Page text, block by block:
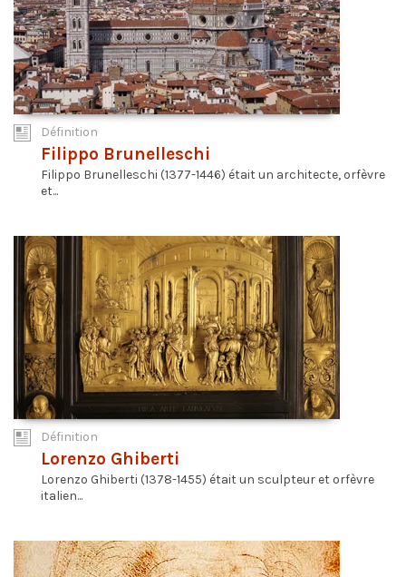
Définition
Filippo Brunelleschi
Filippo Brunelleschi (1377-1446) était un architecte, orfèvre
et...
Définition
Lorenzo Ghiberti
Lorenzo Ghiberti (1378-1455) était un sculpteur et orfèvre
italien...